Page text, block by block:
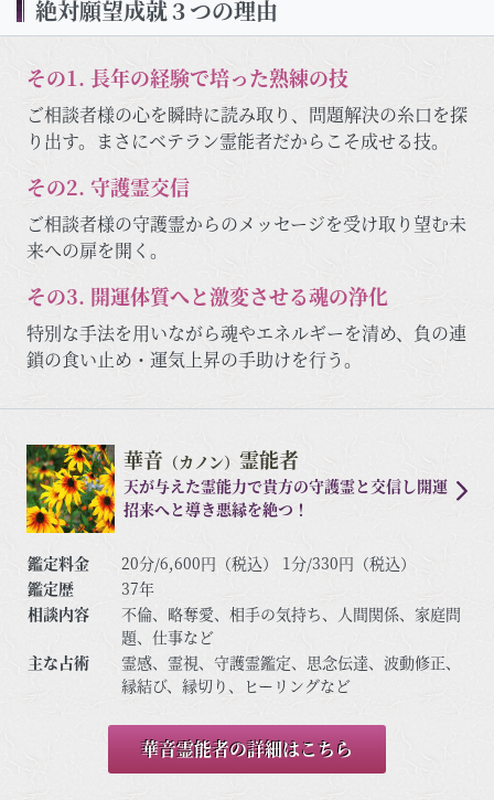
絶対願望成就３つの理由
その1. 長年の経験で培った熟練の技
ご相談者様の心を瞬時に読み取り、問題解決の糸口を探
り出す。まさにベテラン霊能者だからこそ成せる技。
その2. 守護霊交信
ご相談者様の守護霊からのメッセージを受け取り望む未
来への扉を開く。
その3. 開運体質へと激変させる魂の浄化
特別な手法を用いながら魂やエネルギーを清め、負の連
鎖の食い止め・運気上昇の手助けを行う。
華音 （カノン） 霊能者
天が与えた霊能力で貴方の守護霊と交信し開運
招来へと導き悪縁を絶つ！
鑑定料金
20分/6,600円（税込） 1分/330円（税込）
鑑定歴
37年
相談内容
不倫、略奪愛、相手の気持ち、人間関係、家庭問
題、仕事など
主な占術
霊感、霊視、守護霊鑑定、思念伝達、波動修正、
縁結び、縁切り、ヒーリングなど
華音霊能者の詳細はこちら